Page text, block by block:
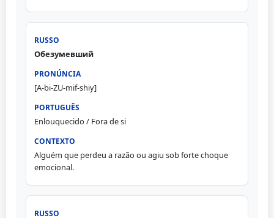
Обезумевший
[A-bi-ZU-mif-shiy]
Enlouquecido / Fora de si
Alguém que perdeu a razão ou agiu sob forte choque
emocional.